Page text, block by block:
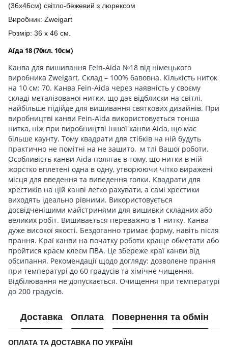
(36х46см) світло-бежевий з люрексом
Виробник: Zweigart
Розмір: 36 х 46 см.
Аїда 18 (70кл. 10см)
Канва для вишивання Fein-Aida №18 від німецького
виробника Zweigart. Склад – 100% бавовна. Кількість ниток
на 10 см: 70. Канва Fein-Aida через наявність у своєму
складі металізованої нитки, що дає відблиски на світлі,
найбільше підійде для вишивання святкових дизайнів. При
виробництві канви Fein-Aida використовується тонша
нитка, ніж при виробництві іншої канви Aida, що має
більше каунту. Тому квадрати для стібків на ній будуть
практично не помітні на не зашито. м тлі Вашої роботи.
Особливість канви Aida полягає в тому, що нитки в ній
жорстко вплетені одна в одну, утворюючи чітко виражені
місця для введення та виведення голки. Квадрати для
хрестиків на цій канві легко рахувати, а самі хрестики
виходять ідеально рівними. Використовується
досвідченішими майстринями для вишивки складних або
великих робіт. Вишивається переважно в 1 нитку. Канва
дуже високої якості. Бездоганно тримає форму, навіть після
прання. Краї канви на початку роботи краще обметати або
пройтися краєм клеєм ПВА. Це збереже краї канви від
обсипання. Рекомендації щодо догляду: дозволене прання
при температурі до 60 градусів та хімічне чищення.
Відбілювання не допускається. Очищення при температурі
до 200 градусів.
Доставка Оплата Повернення та обмін
ОПЛАТА ТА ДОСТАВКА ПО УКРАЇНІ